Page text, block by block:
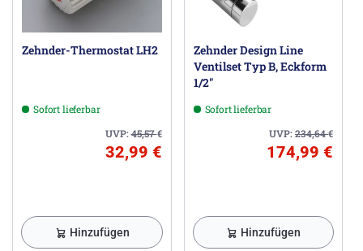
Zehnder-Thermostat LH2
Sofort lieferbar
UVP:45,57€
32,99 €
Hinzufügen
Zehnder Design Line
Ventilset Typ B, Eckform
1/2"
Sofort lieferbar
UVP:234,64€
174,99 €
Hinzufügen